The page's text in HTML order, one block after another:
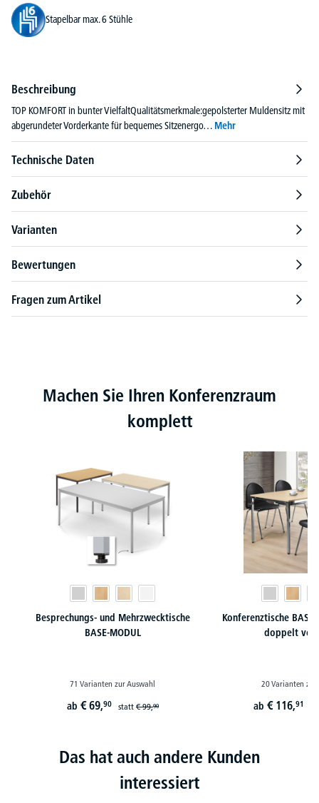
Stapelbar max. 6 Stühle
Beschreibung
TOP KOMFORT in bunter VielfaltQualitätsmerkmale:gepolsterter Muldensitz mit
abgerundeter Vorderkante für bequemes Sitzenergo… Mehr
Technische Daten
Zubehör
Varianten
Bewertungen
Fragen zum Artikel
Produktgalerie überspringen
Machen Sie Ihren Konferenzraum
komplett
Besprechungs- und Mehrzwecktische
BASE-MODUL
71 Varianten zur Auswahl
ab € 69,90 statt€ 99,90
Konferenztische
doppelt
20 Varianten zur
ab € 116,91
Das hat auch andere Kunden
interessiert